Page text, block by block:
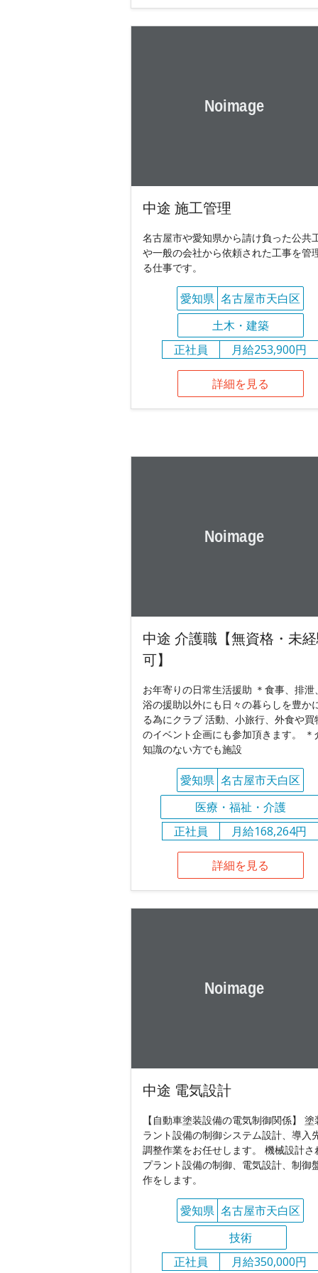
中途 施工管理
名古屋市や愛知県から請け負った公共
や一般の会社から依頼された工事を管
る仕事です。
愛知県 名古屋市天白区
土木・建築
正社員
月給253,900円
詳細を見る
中途 介護職【無資格・未
可】
お年寄りの日常生活援助 ＊食事、排泄
浴の援助以外にも日々の暮らしを豊か
る為にクラブ 活動、小旅行、外食や買
のイベント企画にも参加頂きます。 ＊
知識のない方でも施設
愛知県 名古屋市天白区
医療・福祉・介護
正社員
月給168,264円
詳細を見る
中途 電気設計
【自動車塗装設備の電気制御関係】 塗
ラント設備の制御システム設計、導入
調整作業をお任せします。 機械設計さ
プラント設備の制御、電気設計、制御
作をします。
愛知県 名古屋市天白区
技術
正社員
月給350,000円